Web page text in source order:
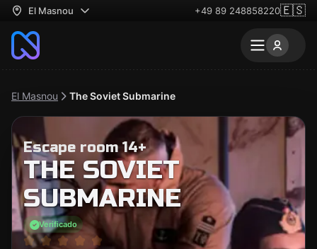
El Masnou +49 89 248858220🇪🇸
El Masnou The Soviet Submarine
Escape room 14+
THE SOVIET
SUBMARINE
Verificado